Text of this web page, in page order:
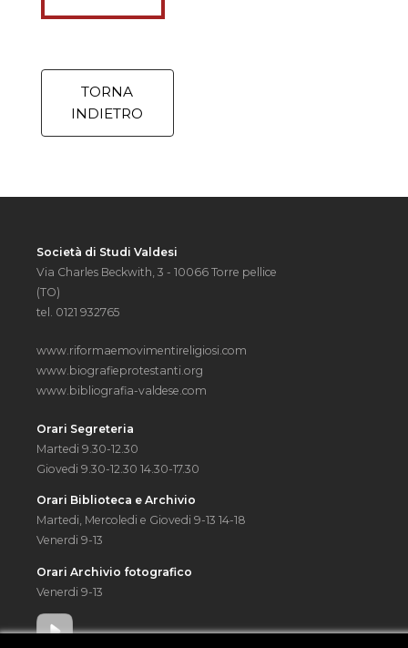
TORNA
INDIETRO
Società di Studi Valdesi
Via Charles Beckwith, 3 - 10066 Torre pellice
(TO)
tel. 0121 932765
www.riformaemovimentireligiosi.com
www.biografieprotestanti.org
www.bibliografia-valdese.com
Orari Segreteria
Martedi 9.30-12.30
Giovedi 9.30-12.30 14.30-17.30
Orari Biblioteca e Archivio
Martedi, Mercoledi e Giovedi 9-13 14-18
Venerdi 9-13
Orari Archivio fotografico
Venerdi 9-13